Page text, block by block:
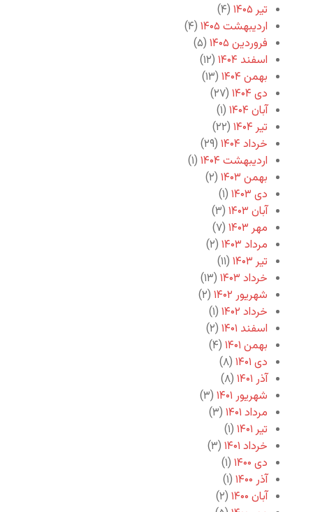
تیر ۱۴۰۵
(۴)
اردیبهشت ۱۴۰۵
(۴)
فروردین ۱۴۰۵
(۵)
اسفند ۱۴۰۴
(۱۲)
بهمن ۱۴۰۴
(۱۳)
دی ۱۴۰۴
(۲۷)
آبان ۱۴۰۴
(۱)
تیر ۱۴۰۴
(۲۲)
خرداد ۱۴۰۴
(۲۹)
اردیبهشت ۱۴۰۴
(۱)
بهمن ۱۴۰۳
(۲)
دی ۱۴۰۳
(۱)
آبان ۱۴۰۳
(۳)
مهر ۱۴۰۳
(۷)
مرداد ۱۴۰۳
(۲)
تیر ۱۴۰۳
(۱۱)
خرداد ۱۴۰۳
(۱۳)
شهریور ۱۴۰۲
(۲)
خرداد ۱۴۰۲
(۱)
اسفند ۱۴۰۱
(۲)
بهمن ۱۴۰۱
(۴)
دی ۱۴۰۱
(۸)
آذر ۱۴۰۱
(۸)
شهریور ۱۴۰۱
(۳)
مرداد ۱۴۰۱
(۳)
تیر ۱۴۰۱
(۱)
خرداد ۱۴۰۱
(۳)
دی ۱۴۰۰
(۱)
آذر ۱۴۰۰
(۱)
آبان ۱۴۰۰
(۲)